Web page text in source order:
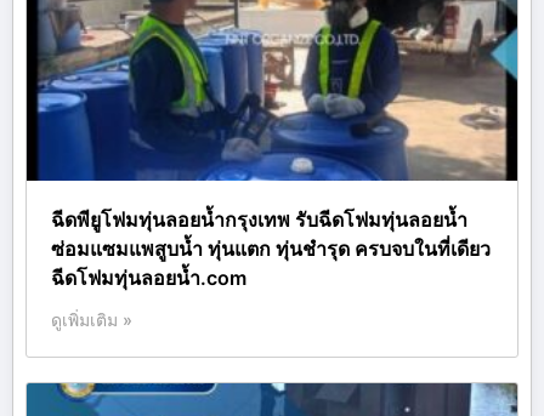
ฉีดพียูโฟมทุ่นลอยน้ำกรุงเทพ รับฉีดโฟมทุ่นลอยน้ำ
ซ่อมแซมแพสูบน้ำ ทุ่นแตก ทุ่นชำรุด ครบจบในที่เดียว
ฉีดโฟมทุ่นลอยน้ำ.com
ดูเพิ่มเติม »